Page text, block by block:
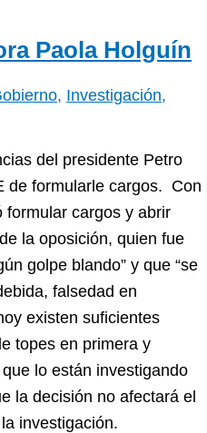
Paola Holguín
, Investigación,
del presidente Petro
de formularle cargos. Con
formular cargos y abrir
la oposición, quien fue
golpe blando” y que “se
falsedad en
existen suficientes
topes en primera y
lo están investigando
la decisión no afectará el
investigación.